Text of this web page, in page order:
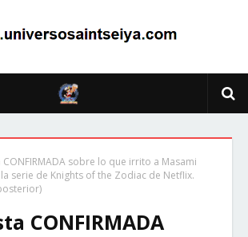
CONFIRMADA sobre lo que irrito a Masami
serie de Knights of the Zodiac de Netflix.
CONFIRMADA